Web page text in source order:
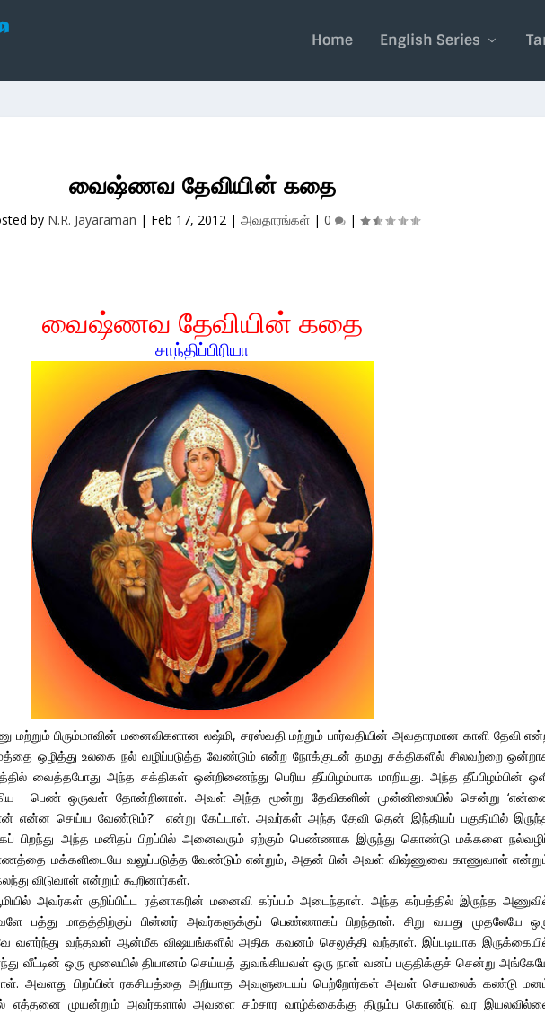
Home English Series
வைஷ்ணவ தேவியின் கதை
by N.R. Jayaraman | Feb 17, 2012 |அவதாரங்கள் |0 |
வைஷ்ணவ தேவியின் கதை
சாந்திப்பிரியா
மற்றும் பிரும்மாவின் மனைவிகளான லஷ்மி, சரஸ்வதி மற்றும் பார்வதியின் அவதாரமான காளி தேவி
ஒழித்து உலகை நல் வழிப்படுத்த வேண்டும் என்ற நோக்குடன் தமது சக்திகளில் சிலவற்றை
வைத்தபோது அந்த சக்திகள் ஒன்றிணைந்து பெரிய தீப்பிழம்பாக மாறியது. அந்த தீப்பிழம்பின்
பெண் ஒருவள் தோன்றினாள். அவள் அந்த மூன்று தேவிகளின் முன்னிலையில் சென்று
என்ன செய்ய வேண்டும்?’ என்று கேட்டாள். அவர்கள் அந்த தேவி தென் இந்தியப் பகுதியில்
பிறந்து அந்த மனிதப் பிறப்பில் அனைவரும் ஏற்கும் பெண்ணாக இருந்து கொண்டு மக்களை
மக்களிடையே வலுப்படுத்த வேண்டும் என்றும், அதன் பின் அவள் விஷ்ணுவை காணுவாள்
விடுவாள் என்றும் கூறினார்கள்.
அவர்கள் குறிப்பிட்ட ரத்னாகரின் மனைவி கர்ப்பம் அடைந்தாள். அந்த கர்பத்தில் இருந்த
பத்து மாதத்திற்குப் பின்னர் அவர்களுக்குப் பெண்ணாகப் பிறந்தாள். சிறு வயது முதலேயே
வளர்ந்து வந்தவள் ஆன்மீக விஷயங்களில் அதிக கவனம் செலுத்தி வந்தாள். இப்படியாக
வீட்டின் ஒரு மூலையில் தியானம் செய்யத் துவங்கியவள் ஒரு நாள் வனப் பகுதிக்குச் சென்று
அவளது பிறப்பின் ரகசியத்தை அறியாத அவளுடையப் பெற்றோர்கள் அவள் செயலைக் கண்டு
எத்தனை முயன்றும் அவர்களால் அவளை சம்சார வாழ்க்கைக்கு திரும்ப கொண்டு வர